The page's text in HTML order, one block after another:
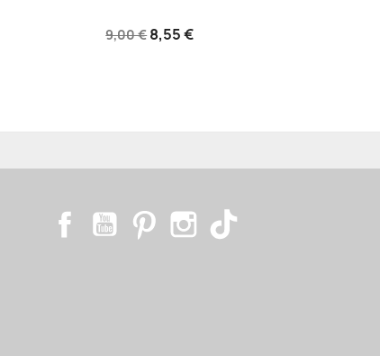
9,00 €8,55 €
FacebookYouTubePinterestInstagram